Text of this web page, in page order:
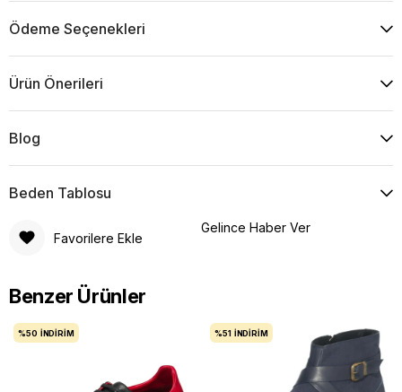
Ödeme Seçenekleri
Ürün Önerileri
Blog
Beden Tablosu
Favorilere Ekle
Gelince Haber Ver
Benzer Ürünler
%50 İNDIRIM %51 İNDIRIM